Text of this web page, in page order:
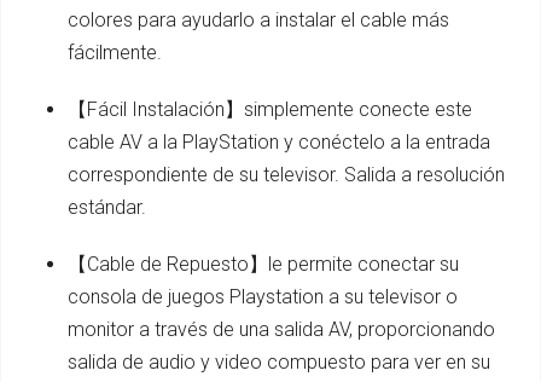
colores para ayudarlo a instalar el cable más
fácilmente.
【Fácil Instalación】simplemente conecte este
cable AV a la PlayStation y conéctelo a la entrada
correspondiente de su televisor. Salida a resolución
estándar.
【Cable de Repuesto】le permite conectar su
consola de juegos Playstation a su televisor o
monitor a través de una salida AV, proporcionando
salida de audio y video compuesto para ver en su